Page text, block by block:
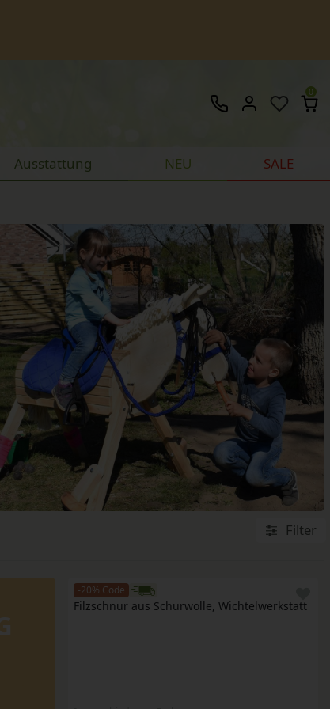
0
Ausstattung NEU SALE
PUPPENECKE SPORT- & SPIELGERÄTE TIERE & BAUERNHOF
Filter
-20% Code
Filzschnur aus Schurwolle, Wichtelwerkstatt